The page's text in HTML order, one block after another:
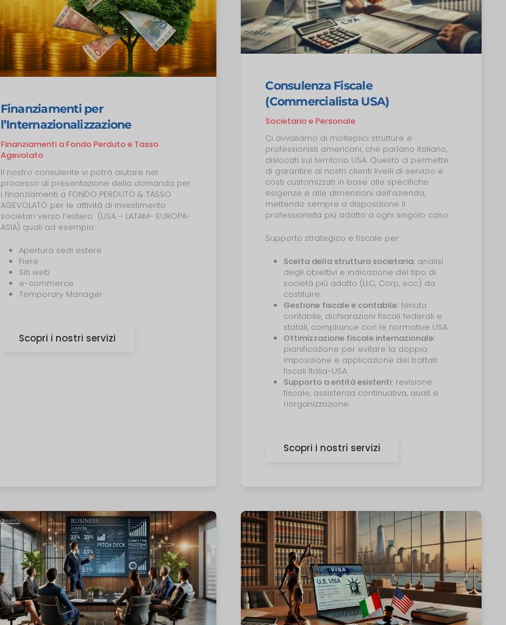
Finanziamenti per
l’Internazionalizzazione
Finanziamenti a Fondo Perduto e Tasso
Agevolato
Il nostro consulente vi potrà aiutare nel
processo di presentazione della domanda per
i finanziamenti a FONDO PERDUTO & TASSO
AGEVOLATO per le attività di investimento
societari verso l’estero (USA – LATAM- EUROPA-
ASIA) quali ad esempio:
Apertura sedi estere
Fiere
Siti web
e-commerce
Temporary Manager
Scopri i nostri servizi
Consulenza Fiscale
(Commercialista USA)
Societario e Personale
Ci avvaliamo di molteplici strutture e
professionisti americani, che parlano italiano,
dislocati sul territorio USA. Questo ci permette
di garantire ai nostri clienti livelli di servizio e
costi customizzati in base alle specifiche
esigenze e alle dimensioni dell’azienda,
mettendo sempre a disposizione il
professionista più adatto a ogni singolo caso.
Supporto strategico e fiscale per:
Scelta della struttura societaria: analisi
degli obiettivi e indicazione del tipo di
società più adatto (LLC, Corp, ecc.) da
costituire.
Gestione fiscale e contabile: tenuta
contabile, dichiarazioni fiscali federali e
statali, compliance con le normative USA.
Ottimizzazione fiscale internazionale:
pianificazione per evitare la doppia
imposizione e applicazione dei trattati
fiscali Italia-USA.
Supporto a entità esistenti: revisione
fiscale, assistenza continuativa, audit e
riorganizzazione.
Scopri i nostri servizi